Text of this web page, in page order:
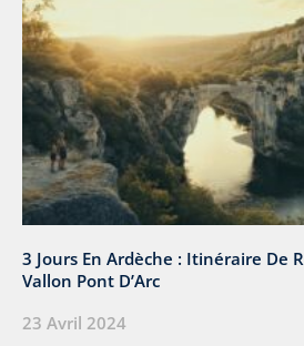
3 Jours En Ardèche : Itinéraire De
Vallon Pont D’Arc
23 Avril 2024